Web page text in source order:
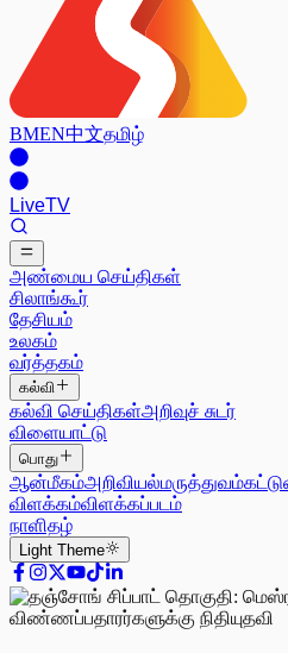
BMEN中文தமிழ்
LiveTV
அண்மைய செய்திகள்
சிலாங்கூர்
தேசியம்
உலகம்
வர்த்தகம்
கல்வி
கல்வி செய்திகள்அறிவுச் சுடர்
விளையாட்டு
பொது
ஆன்மீகம்அறிவியல்மருத்துவம்
விளக்கம்விளக்கப்படம்
நாளிதழ்
Light Theme